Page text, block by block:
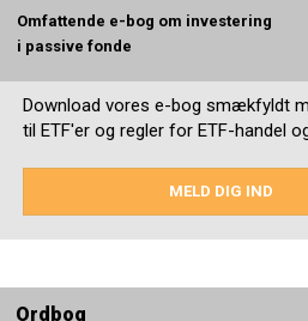
Omfattende e-bog om investering
i passive fonde
Download vores e-bog smækfyldt
til ETF'er og regler for ETF-handel
MELD DIG IND
Ordbog